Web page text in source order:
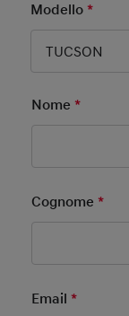
Modello*
TUCSON
Nome *
Cognome *
Email *